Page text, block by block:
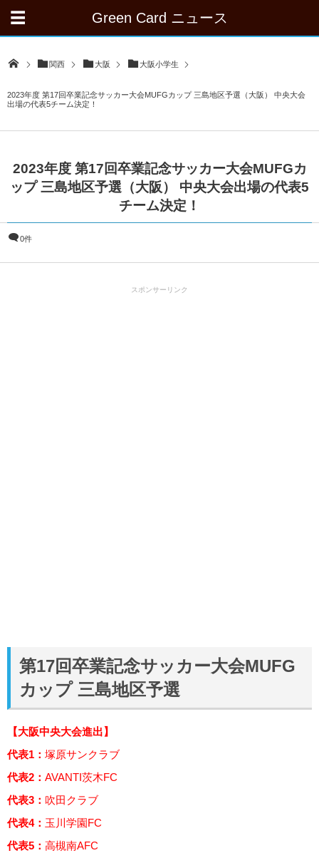
Green Card ニュース
関西 大阪 大阪小学生
2023年度 第17回卒業記念サッカー大会MUFGカップ 三島地区予選（大阪） 中央大会
出場の代表5チーム決定！
2023年度 第17回卒業記念サッカー大会MUFGカ
ップ 三島地区予選（大阪） 中央大会出場の代表5
チーム決定！
0件
スポンサーリンク
第17回卒業記念サッカー大会MUFG
カップ 三島地区予選
【大阪中央大会進出】
代表1： 塚原サンクラブ
代表2： AVANTI茨木FC
代表3： 吹田クラブ
代表4： 玉川学園FC
代表5： 高槻南AFC